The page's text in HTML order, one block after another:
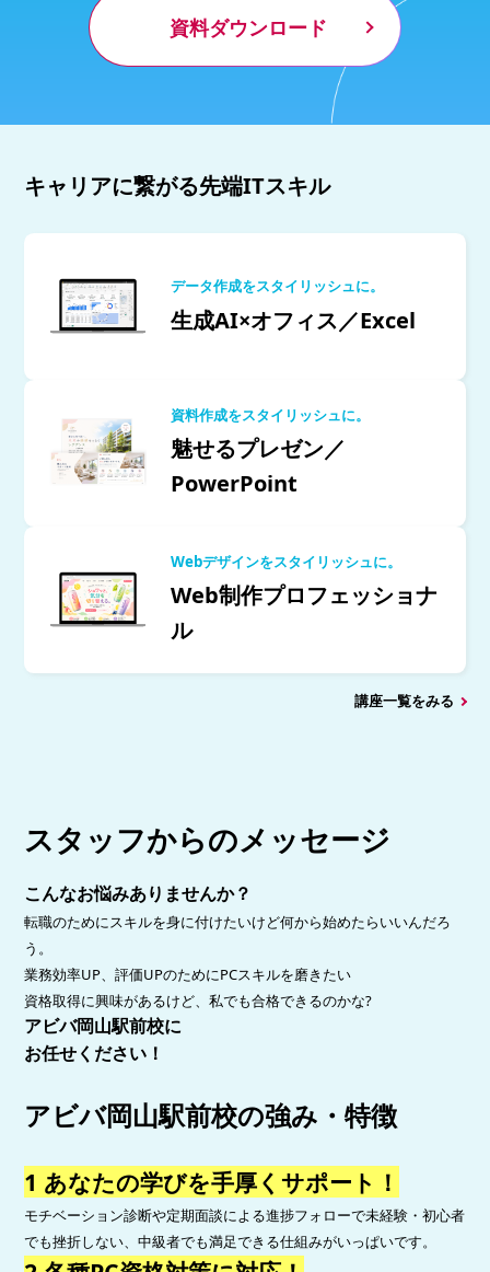
資料ダウンロード
キャリアに繋がる先端ITスキル
データ作成をスタイリッシュに。
生成AI×オフィス／Excel
資料作成をスタイリッシュに。
魅せるプレゼン／
PowerPoint
Webデザインをスタイリッシュに。
Web制作プロフェッショナ
ル
講座一覧をみる
スタッフからのメッセージ
こんなお悩みありませんか？
転職のためにスキルを身に付けたいけど何から始めたらいいんだろ
う。
業務効率UP、評価UPのためにPCスキルを磨きたい
資格取得に興味があるけど、私でも合格できるのかな?
アビバ岡山駅前校に
お任せください！
アビバ岡山駅前校の強み・特徴
1 あなたの学びを手厚くサポート！
モチベーション診断や定期面談による進捗フォローで未経験・初心者
でも挫折しない、中級者でも満足できる仕組みがいっぱいです。